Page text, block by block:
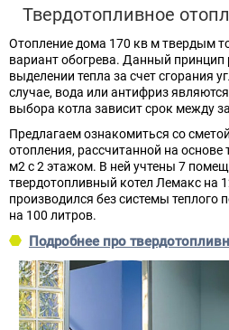
Твердотопливное
Отопление дома 170 кв м твердым
вариант обогрева. Данный
выделении тепла за счет сгорания
случае, вода или антифриз
выбора котла зависит срок между
Предлагаем ознакомиться со
отопления, рассчитанной на
м2 с 2 этажом. В ней учтены 7
твердотопливный котел Лемакс на
производился без системы теплого
на 100 литров.
Подробнее про